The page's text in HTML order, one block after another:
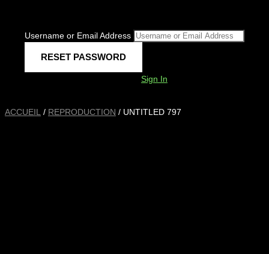
Username or Email Address
Sign In
ACCUEIL / REPRODUCTION / UNTITLED 797